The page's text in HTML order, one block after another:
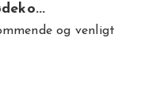
og venligt